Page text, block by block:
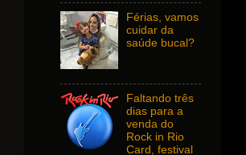
Férias, vamos
cuidar da
saúde bucal?
Faltando três
dias para a
venda do
Rock in Rio
Card, festival